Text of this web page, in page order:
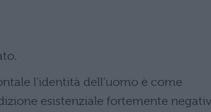
l’identità dell’uomo è come
esistenziale fortemente